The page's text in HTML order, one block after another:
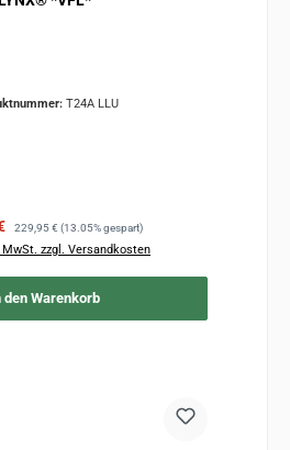
T24A LLU
Regulärer Preis:
229,95 € (13.05% gespart)
zzgl. Versandkosten
den Warenkorb